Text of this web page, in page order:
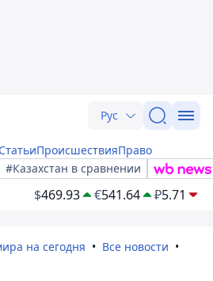
Рус
СтатьиПроисшествияПраво
#Казахстан в сравнении
$469.93 €541.64 ₽5.71
на сегодня
Все новости